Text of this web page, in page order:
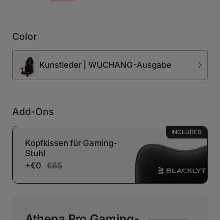
Color
Kunstleder | WUCHANG-Ausgabe
Add-Ons
Kopfkissen für Gaming-
Stuhl
+€0 €65
INCLUDED